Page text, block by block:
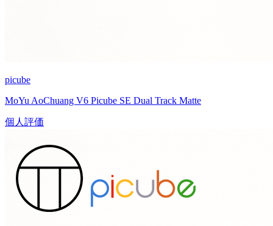
picube
MoYu AoChuang V6 Picube SE Dual Track Matte
個人評価